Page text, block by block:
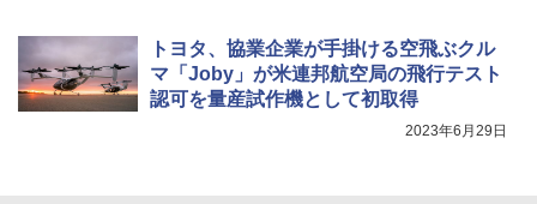
トヨタ、協業企業が手掛ける空飛ぶクル
マ「Joby」が米連邦航空局の飛行テスト
認可を量産試作機として初取得
2023年6月29日